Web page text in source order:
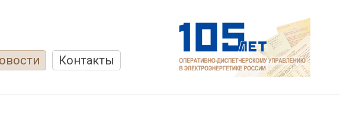
Контакты